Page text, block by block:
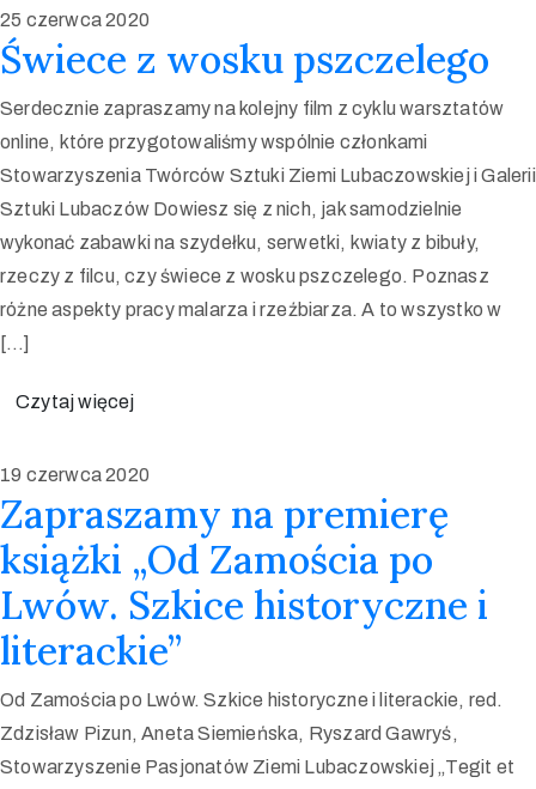
25 czerwca 2020
Świece z wosku pszczelego
Serdecznie zapraszamy na kolejny film z cyklu warsztatów
online, które przygotowaliśmy wspólnie członkami
Stowarzyszenia Twórców Sztuki Ziemi Lubaczowskiej i Galerii
Sztuki Lubaczów Dowiesz się z nich, jak samodzielnie
wykonać zabawki na szydełku, serwetki, kwiaty z bibuły,
rzeczy z filcu, czy świece z wosku pszczelego. Poznasz
różne aspekty pracy malarza i rzeźbiarza. A to wszystko w
[…]
Czytaj więcej
19 czerwca 2020
Zapraszamy na premierę
książki „Od Zamościa po
Lwów. Szkice historyczne i
literackie”
Od Zamościa po Lwów. Szkice historyczne i literackie, red.
Zdzisław Pizun, Aneta Siemieńska, Ryszard Gawryś,
Stowarzyszenie Pasjonatów Ziemi Lubaczowskiej „Tegit et